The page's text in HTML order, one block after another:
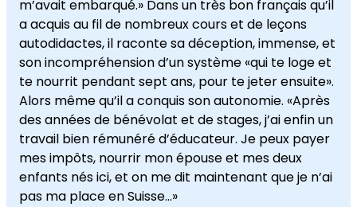
m’avait embarqué.» Dans un très bon français qu’il
a acquis au fil de nombreux cours et de leçons
autodidactes, il raconte sa déception, immense, et
son incompréhension d’un système «qui te loge et
te nourrit pendant sept ans, pour te jeter ensuite».
Alors même qu’il a conquis son autonomie. «Après
des années de bénévolat et de stages, j’ai enfin un
travail bien rémunéré d’éducateur. Je peux payer
mes impôts, nourrir mon épouse et mes deux
enfants nés ici, et on me dit maintenant que je n’ai
pas ma place en Suisse…»